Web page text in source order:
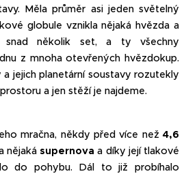
Měla průměr asi jeden světelný
globule vznikla nějaká hvězda a
snad několik set, a ty všechny
z mnoha otevřených hvězdokup.
jejich planetární soustavy rozutekly
a jen stěží je najdeme.
mračna, někdy před více než4,6
nějaká supernova a díky její tlakové
do pohybu. Dál to již probíhalo